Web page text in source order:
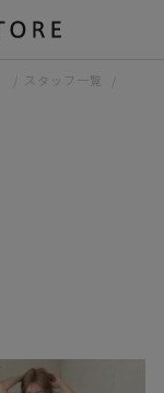
スタッフ一覧